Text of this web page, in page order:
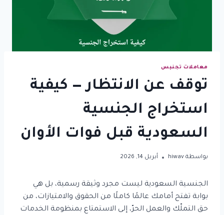
معاملات تجنيس
توقف عن الانتظار — كيفية
استخراج الجنسية
السعودية قبل فوات الأوان
بواسطة hiwav أبريل 14, 2026
الجنسية السعودية ليست مجرد وثيقة رسمية، بل هي
بوابة تفتح أمامك عالمًا كاملًا من الحقوق والامتيازات، من
حق التملّك والعمل الحرّ، إلى الاستمتاع بمنظومة الخدمات